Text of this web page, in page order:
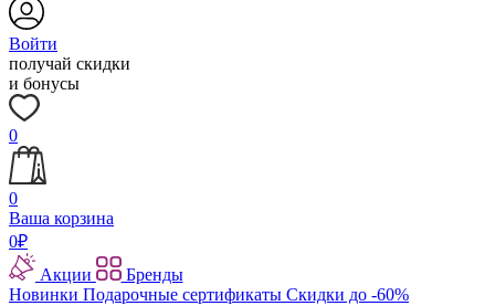
Войти
получай скидки
и бонусы
0
0
Ваша корзина
0₽
Акции
Бренды
Новинки Подарочные сертификаты Скидки до -60%